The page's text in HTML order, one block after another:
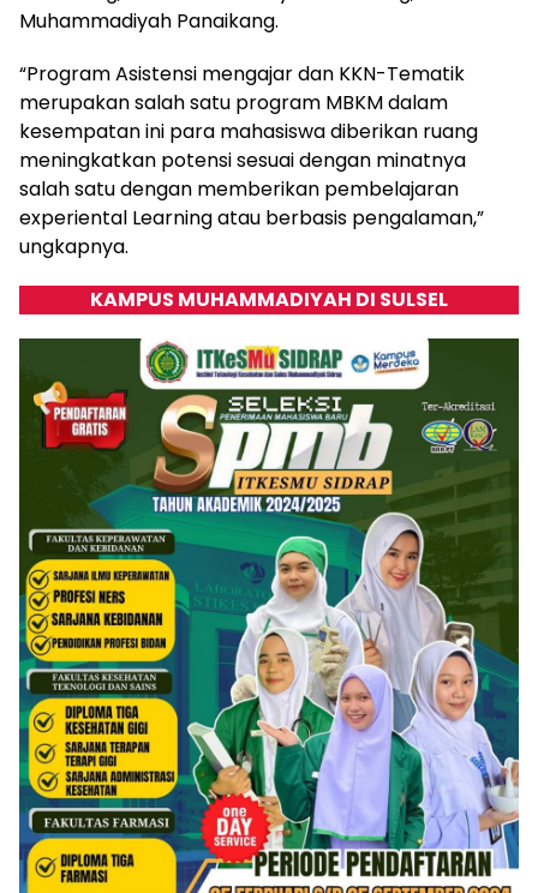
Muhammadiyah Panaikang.
“Program Asistensi mengajar dan KKN-Tematik
merupakan salah satu program MBKM dalam
kesempatan ini para mahasiswa diberikan ruang
meningkatkan potensi sesuai dengan minatnya
salah satu dengan memberikan pembelajaran
experiental Learning atau berbasis pengalaman,”
ungkapnya.
KAMPUS MUHAMMADIYAH DI SULSEL